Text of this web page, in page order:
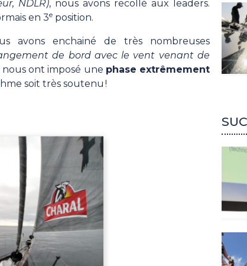
NDLR), nous avons recollé aux leaders.
en 3e position.
avons enchainé de très nombreuses
de bord avec le vent venant de
ont imposé une phase extrêmement
soit très soutenu !